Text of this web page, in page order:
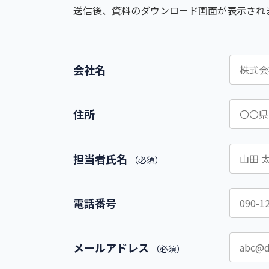
送信後、資料のダウンロード画面が表示され
会社名
住所
担当者氏名 （必須）
電話番号
メールアドレス （必須）